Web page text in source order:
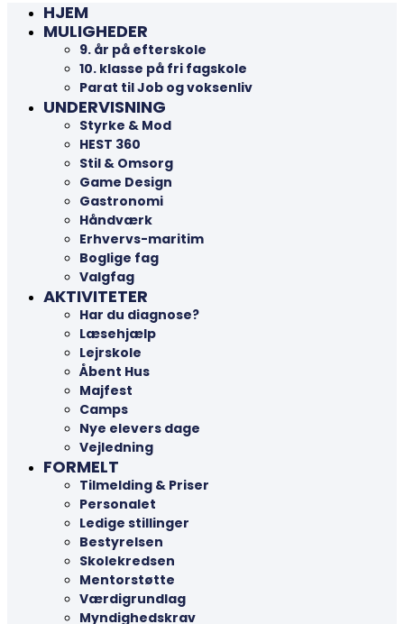
HJEM
MULIGHEDER
9. år på efterskole
10. klasse på fri fagskole
Parat til Job og voksenliv
UNDERVISNING
Styrke & Mod
HEST 360
Stil & Omsorg
Game Design
Gastronomi
Håndværk
Erhvervs-maritim
Boglige fag
Valgfag
AKTIVITETER
Har du diagnose?
Læsehjælp
Lejrskole
Åbent Hus
Majfest
Camps
Nye elevers dage
Vejledning
FORMELT
Tilmelding & Priser
Personalet
Ledige stillinger
Bestyrelsen
Skolekredsen
Mentorstøtte
Værdigrundlag
Myndighedskrav